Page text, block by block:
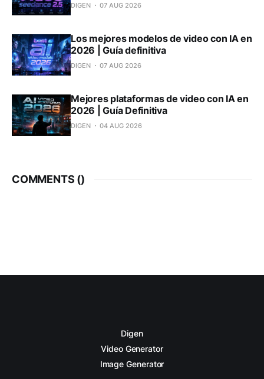
DIGEN 07 AUG 2026
Los mejores modelos de video con IA en
2026 | Guía definitiva
DIGEN 07 AUG 2026
Mejores plataformas de video con IA en
2026 | Guía Definitiva
DIGEN 04 AUG 2026
COMMENTS ()
Digen
Video Generator
Image Generator